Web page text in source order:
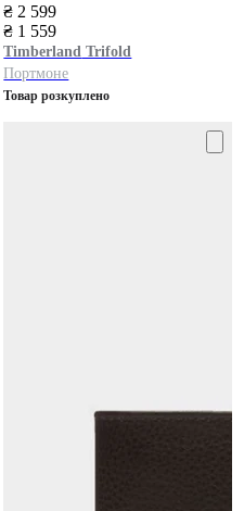
₴ 2 599
₴ 1 559
Timberland Trifold
Портмоне
Товар розкуплено